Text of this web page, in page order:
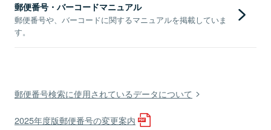
郵便番号・バーコードマニュアル
郵便番号や、バーコードに関するマニュアルを掲載していま
す。
郵便番号検索に使用されているデータについて
2025年度版郵便番号の変更案内